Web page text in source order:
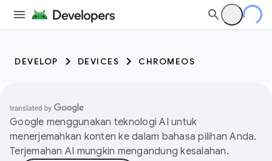
DEVELOP DEVICES CHROMEOS
Google menggunakan teknologi AI untuk
menerjemahkan konten ke dalam bahasa pilihan Anda.
Terjemahan AI mungkin mengandung kesalahan.